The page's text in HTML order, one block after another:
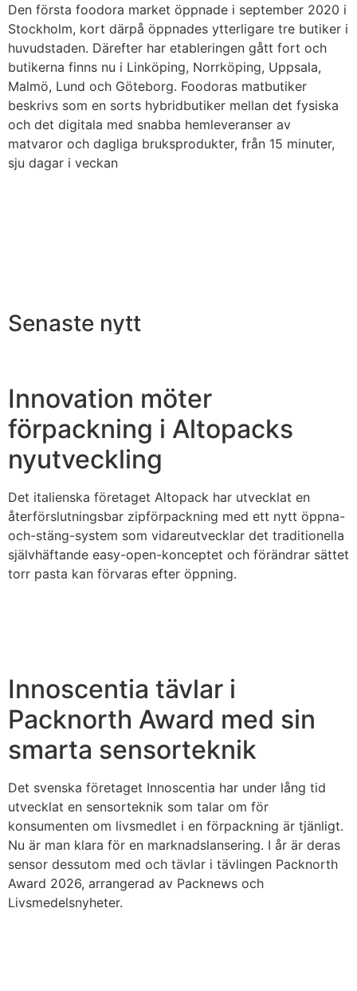
Den första foodora market öppnade i september 2020 i
Stockholm, kort därpå öppnades ytterligare tre butiker i
huvudstaden. Därefter har etableringen gått fort och
butikerna finns nu i Linköping, Norrköping, Uppsala,
Malmö, Lund och Göteborg. Foodoras matbutiker
beskrivs som en sorts hybridbutiker mellan det fysiska
och det digitala med snabba hemleveranser av
matvaror och dagliga bruksprodukter, från 15 minuter,
sju dagar i veckan
Senaste nytt
Innovation möter
förpackning i Altopacks
nyutveckling
Det italienska företaget Altopack har utvecklat en
återförslutningsbar zipförpackning med ett nytt öppna-
och-stäng-system som vidareutvecklar det traditionella
självhäftande easy-open-konceptet och förändrar sättet
torr pasta kan förvaras efter öppning.
Innoscentia tävlar i
Packnorth Award med sin
smarta sensorteknik
Det svenska företaget Innoscentia har under lång tid
utvecklat en sensorteknik som talar om för
konsumenten om livsmedlet i en förpackning är tjänligt.
Nu är man klara för en marknadslansering. I år är deras
sensor dessutom med och tävlar i tävlingen Packnorth
Award 2026, arrangerad av Packnews och
Livsmedelsnyheter.